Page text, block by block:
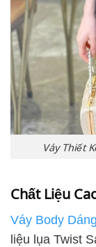
Váy Thiết
Chất Liệu
Váy Body
liệu lụa Twist